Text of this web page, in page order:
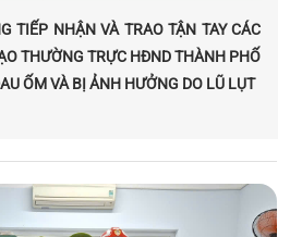
TIẾP NHẬN VÀ TRAO TẬN TAY CÁC
THƯỜNG TRỰC HĐND THÀNH PHỐ
ỐM VÀ BỊ ẢNH HƯỞNG DO LŨ LỤT